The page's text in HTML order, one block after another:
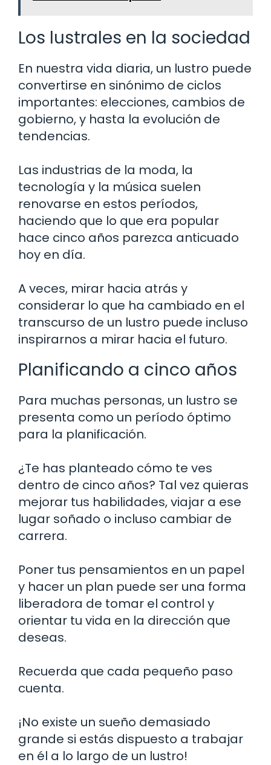
Los lustrales en la sociedad
En nuestra vida diaria, un lustro puede
convertirse en sinónimo de ciclos
importantes: elecciones, cambios de
gobierno, y hasta la evolución de
tendencias.
Las industrias de la moda, la
tecnología y la música suelen
renovarse en estos períodos,
haciendo que lo que era popular
hace cinco años parezca anticuado
hoy en día.
A veces, mirar hacia atrás y
considerar lo que ha cambiado en el
transcurso de un lustro puede incluso
inspirarnos a mirar hacia el futuro.
Planificando a cinco años
Para muchas personas, un lustro se
presenta como un período óptimo
para la planificación.
¿Te has planteado cómo te ves
dentro de cinco años? Tal vez quieras
mejorar tus habilidades, viajar a ese
lugar soñado o incluso cambiar de
carrera.
Poner tus pensamientos en un papel
y hacer un plan puede ser una forma
liberadora de tomar el control y
orientar tu vida en la dirección que
deseas.
Recuerda que cada pequeño paso
cuenta.
¡No existe un sueño demasiado
grande si estás dispuesto a trabajar
en él a lo largo de un lustro!